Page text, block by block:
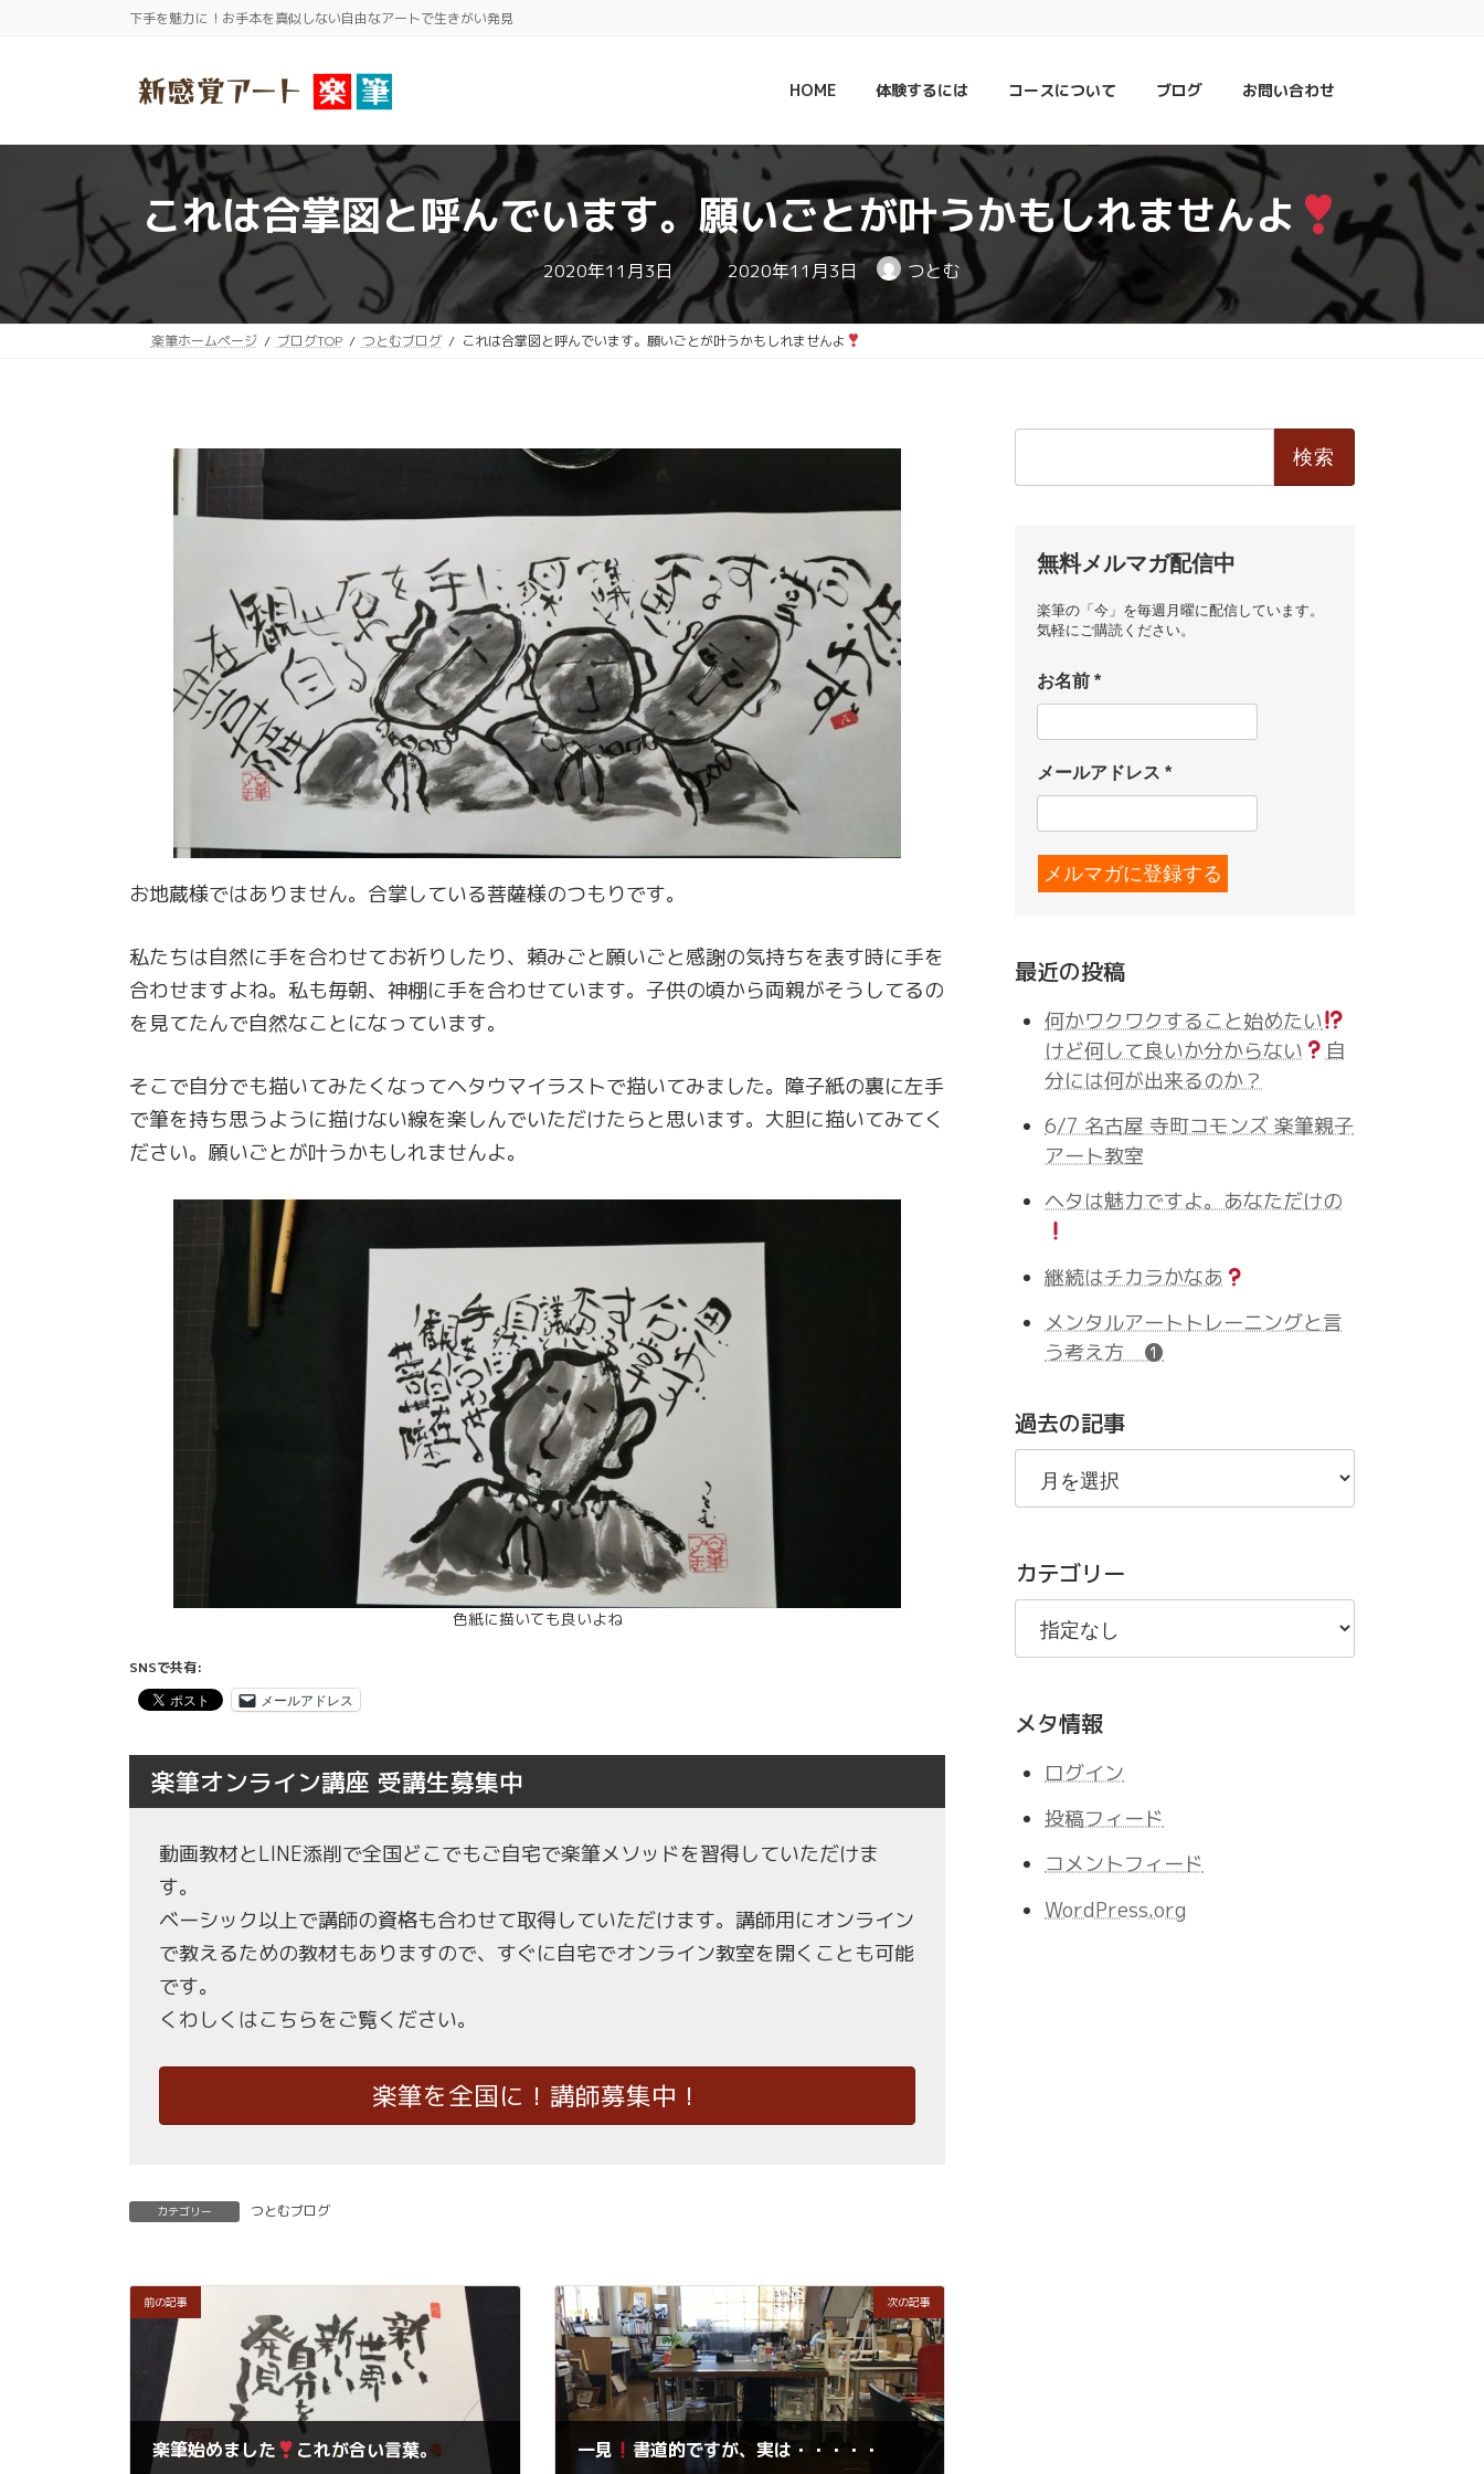
下手を魅力に！お手本を真似しない自由なアートで生きがい発見
HOME 体験するには コースについて ブログ お問い合わせ
これは合掌図と呼んでいます。願いごとが叶うかもしれませんよ
2020年11月3日 最
終
更
新
日
時
2020年11月3日 つとむ
楽筆ホームページ ブログTOP つとむブログ これは合掌図と呼んでいます。願いごとが叶うかもしれませんよ
お地蔵様ではありません。合掌している菩薩様のつもりです。
私たちは自然に手を合わせてお祈りしたり、頼みごと願いごと感謝の気持ちを表す時に手を
合わせますよね。私も毎朝、神棚に手を合わせています。子供の頃から両親がそうしてるの
を見てたんで自然なことになっています。
そこで自分でも描いてみたくなってヘタウマイラストで描いてみました。障子紙の裏に左手
で筆を持ち思うように描けない線を楽しんでいただけたらと思います。大胆に描いてみてく
ださい。願いごとが叶うかもしれませんよ。
色紙に描いても良いよね
SNSで共有:
メールアドレス
楽筆オンライン講座 受講生募集中
動画教材とLINE添削で全国どこでもご自宅で楽筆メソッドを習得していただけま
す。
ベーシック以上で講師の資格も合わせて取得していただけます。講師用にオンライン
で教えるための教材もありますので、すぐに自宅でオンライン教室を開くことも可能
です。
くわしくはこちらをご覧ください。
楽筆を全国に！講師募集中！
カテゴリー つとむブログ
前の記事
楽筆始めました これが合い言葉。
次の記事
一見 書道的ですが、実は・・・・・
無料メルマガ配信中
楽筆の「今」を毎週月曜に配信しています。
気軽にご購読ください。
お名前*
メールアドレス*
最近の投稿
何かワクワクすること始めたい
けど何して良いか分からない
自
分には何が出来るのか？
6/7 名古屋 寺町コモンズ 楽筆親子
アート教室
ヘタは魅力ですよ。あなただけの
継続はチカラかなあ
メンタルアートトレーニングと言
う考え方 ❶
過去の記事
過
の
事
カテゴリー
メタ情報
ログイン
投稿フィード
コメントフィード
WordPress.org